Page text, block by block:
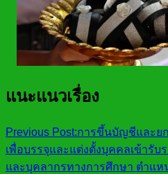
แนะแนวเรื่อง
Previous Post:การขึ้นบัญชีและย
เพื่อบรรจุและแต่งตั้งบุคคลเข้ารับ
และบุคลากรทางการศึกษา ตำแ